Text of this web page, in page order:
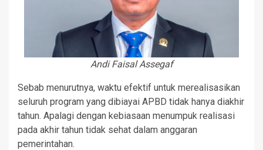
Andi Faisal Assegaf
Sebab menurutnya, waktu efektif untuk merealisasikan
seluruh program yang dibiayai APBD tidak hanya diakhir
tahun. Apalagi dengan kebiasaan menumpuk realisasi
pada akhir tahun tidak sehat dalam anggaran
pemerintahan.